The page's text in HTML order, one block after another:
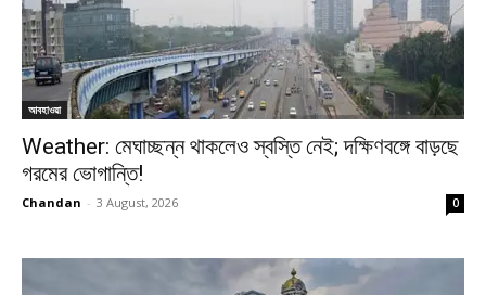
আবহাওয়া
Weather: মেঘাচ্ছন্ন থাকলেও স্বস্তি নেই; দক্ষিণবঙ্গে বাড়ছে
গরমের ভোগান্তি!
Chandan - 3 August, 2026 0